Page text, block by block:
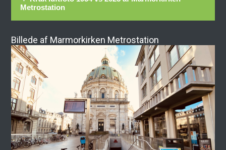
Metrostation
Billede af Marmorkirken Metrostation